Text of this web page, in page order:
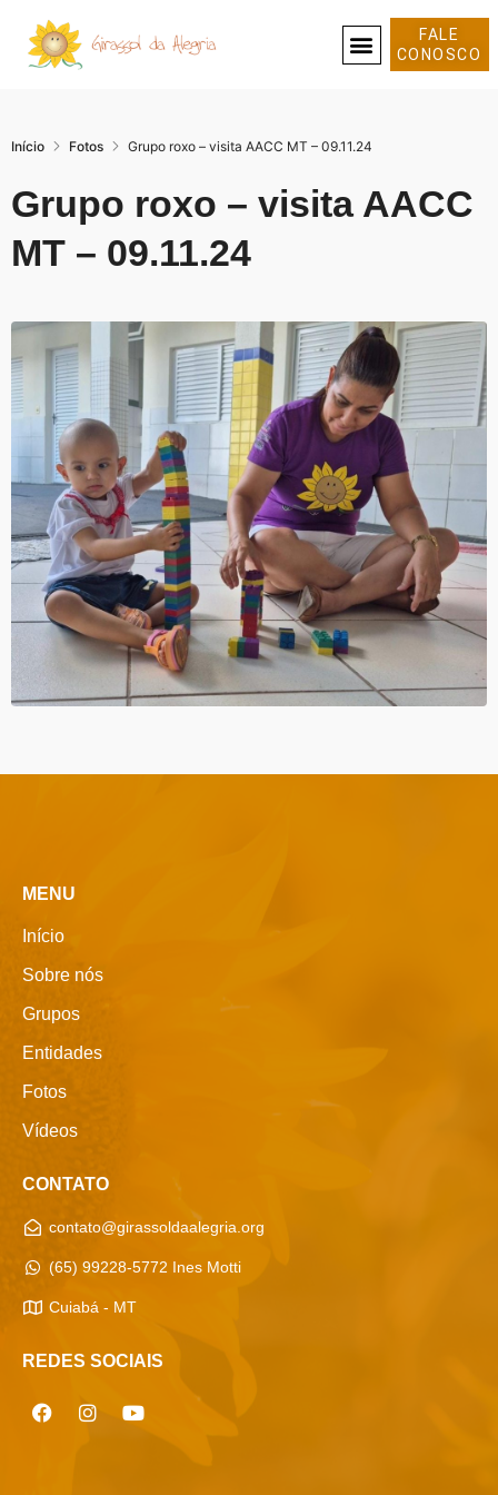
FALE
CONOSCO
Início Fotos Grupo roxo – visita AACC MT – 09.11.24
Grupo roxo – visita AACC
MT – 09.11.24
MENU
Início
Sobre nós
Grupos
Entidades
Fotos
Vídeos
CONTATO
contato@girassoldaalegria.org
(65) 99228-5772 Ines Motti
Cuiabá - MT
REDES SOCIAIS